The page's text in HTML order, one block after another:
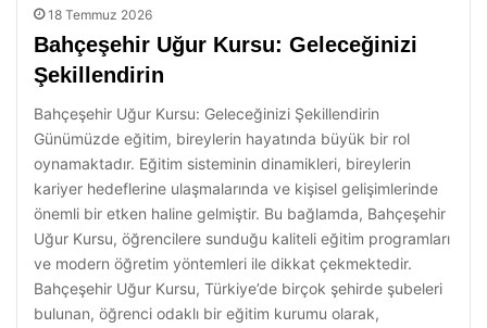
18 Temmuz 2026
Bahçeşehir Uğur Kursu: Geleceğinizi
Şekillendirin
Bahçeşehir Uğur Kursu: Geleceğinizi Şekillendirin
Günümüzde eğitim, bireylerin hayatında büyük bir rol
oynamaktadır. Eğitim sisteminin dinamikleri, bireylerin
kariyer hedeflerine ulaşmalarında ve kişisel gelişimlerinde
önemli bir etken haline gelmiştir. Bu bağlamda, Bahçeşehir
Uğur Kursu, öğrencilere sunduğu kaliteli eğitim programları
ve modern öğretim yöntemleri ile dikkat çekmektedir.
Bahçeşehir Uğur Kursu, Türkiye’de birçok şehirde şubeleri
bulunan, öğrenci odaklı bir eğitim kurumu olarak,